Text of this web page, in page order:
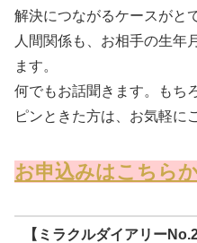
解決につながるケースがと
人間関係も、お相手の生年
ます。
何でもお話聞きます。もち
ピンときた方は、お気軽に
お申込みはこちら
【ミラクルダイアリー